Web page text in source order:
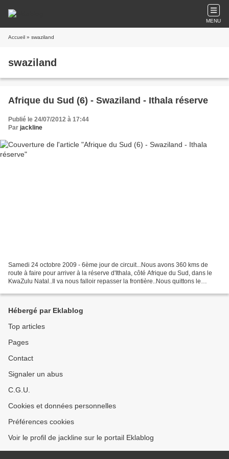
MENU
Accueil » swaziland
swaziland
Afrique du Sud (6) - Swaziland - Ithala réserve
Publié le 24/07/2012 à 17:44
Par jackline
Samedi 24 octobre 2009 - 6ème jour de circuit...Nous avons 360 kms de
route à faire pour arriver à la réserve d'Ithala, côté Afrique du Sud, dans le
KwaZulu Natal..Il va nous falloir repasser la frontière..Nous quittons le
Hébergé par Eklablog
Top articles
Pages
Contact
Signaler un abus
C.G.U.
Cookies et données personnelles
Préférences cookies
Voir le profil de jackline sur le portail Eklablog